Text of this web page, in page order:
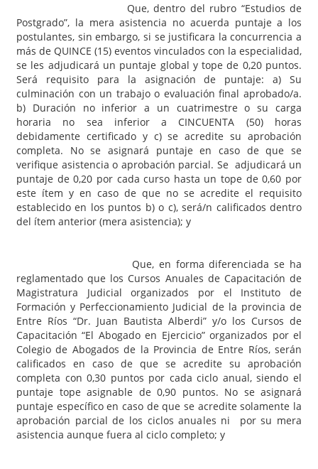
Que, dentro del rubro “Estudios de
Postgrado”, la mera asistencia no acuerda puntaje a los
postulantes, sin embargo, si se justificara la concurrencia a
más de QUINCE (15) eventos vinculados con la especialidad,
se les adjudicará un puntaje global y tope de 0,20 puntos.
Será requisito para la asignación de puntaje: a) Su
culminación con un trabajo o evaluación final aprobado/a.
b) Duración no inferior a un cuatrimestre o su carga
horaria no sea inferior a CINCUENTA (50) horas
debidamente certificado y c) se acredite su aprobación
completa. No se asignará puntaje en caso de que se
verifique asistencia o aprobación parcial. Se adjudicará un
puntaje de 0,20 por cada curso hasta un tope de 0,60 por
este ítem y en caso de que no se acredite el requisito
establecido en los puntos b) o c), será/n calificados dentro
del ítem anterior (mera asistencia); y
Que, en forma diferenciada se ha
reglamentado que los Cursos Anuales de Capacitación de
Magistratura Judicial organizados por el Instituto de
Formación y Perfeccionamiento Judicial de la provincia de
Entre Ríos “Dr. Juan Bautista Alberdi” y/o los Cursos de
Capacitación “El Abogado en Ejercicio” organizados por el
Colegio de Abogados de la Provincia de Entre Ríos, serán
calificados en caso de que se acredite su aprobación
completa con 0,30 puntos por cada ciclo anual, siendo el
puntaje tope asignable de 0,90 puntos. No se asignará
puntaje específico en caso de que se acredite solamente la
aprobación parcial de los ciclos anuales ni por su mera
asistencia aunque fuera al ciclo completo; y